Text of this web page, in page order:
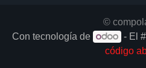
©
Con tecnología de
- El
código